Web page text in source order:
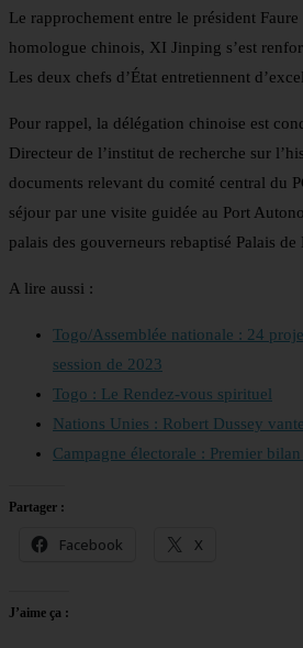
Le rapprochement entre le président Faure
homologue chinois, XI Jinping s’est
Les deux chefs d’État entretiennent
Pour rappel, la délégation chinoise est
Directeur de l’institut de recherche sur
documents relevant du comité central du
séjour par une visite guidée au Port
palais des gouverneurs rebaptisé Palais de
A lire aussi :
Togo/Assemblée nationale : 24
session de 2023
Togo : Le Rendez-vous spirituel
Nations Unies : Robert Dussey
Campagne électorale : Premier
Partager :
Facebook X
J’aime ça :